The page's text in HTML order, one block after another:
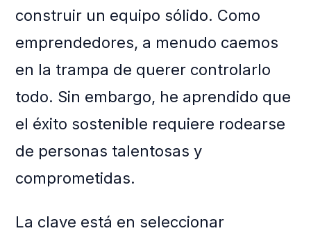
construir un equipo sólido. Como
emprendedores, a menudo caemos
en la trampa de querer controlarlo
todo. Sin embargo, he aprendido que
el éxito sostenible requiere rodearse
de personas talentosas y
comprometidas.
La clave está en seleccionar